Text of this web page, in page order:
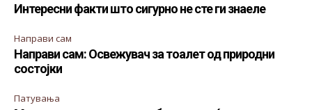
Интересни факти што сигурно не сте ги знаеле
Направи сам
Направи сам: Освежувач за тоалет од природни
состојки
Патувања